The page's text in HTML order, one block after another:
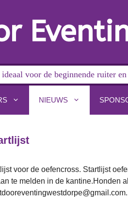
voor de beginnende ruiter
NIEUWS
voor de oefencross. Startlijst
te melden in de kantine.Honden